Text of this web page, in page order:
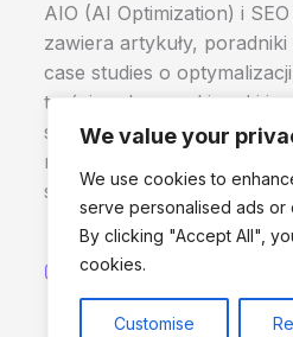
We value your
We use cookies to
serve personalised ads or
By clicking "Accept All",
cookies.
Customise
AIO (AI Optimization) i
zawiera artykuły, poradniki
case studies o optymalizacji
treści pod wyszukiwarki i
systemy AI, skierowane do
marketerów, e-commerce i
specjalistów SEO.